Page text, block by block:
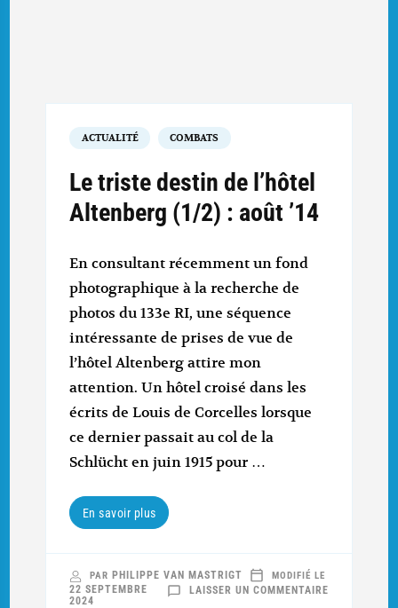
ACTUALITÉ COMBATS
Le triste destin de l’hôtel
Altenberg (1/2) : août ’14
En consultant récemment un fond
photographique à la recherche de
photos du 133e RI, une séquence
intéressante de prises de vue de
l’hôtel Altenberg attire mon
attention. Un hôtel croisé dans les
écrits de Louis de Corcelles lorsque
ce dernier passait au col de la
Schlücht en juin 1915 pour …
En savoir plus
PAR PHILIPPE VAN MASTRIGT
LAISSER UN COMMENTAIRESUR
MODIFIÉ LE
22 SEPTEMBRE
2024